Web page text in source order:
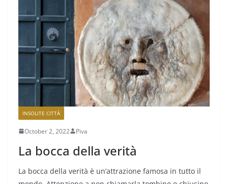
INSOLITE CITTÀ
October 2, 2022 Piva
La bocca della verità
La bocca della verità è un’attrazione famosa in tutto il